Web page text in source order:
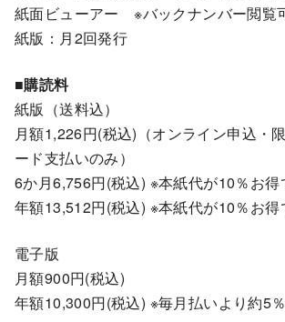
紙面ビューアー ※バックナンバー閲覧
紙版：月2回発行
■購読料
紙版（送料込）
月額1,226円(税込)（オンライン申込・
ード支払いのみ）
6か月6,756円(税込) ※本紙代が10％お得
年額13,512円(税込) ※本紙代が10％お得
電子版
月額900円(税込)
年額10,300円(税込) ※毎月払いより約5